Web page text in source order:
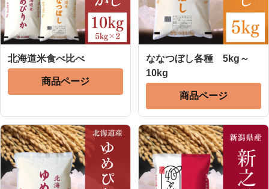
北海道米食べ比べ
商品ページ
ななつぼし各種 5kg～
10kg
商品ページ